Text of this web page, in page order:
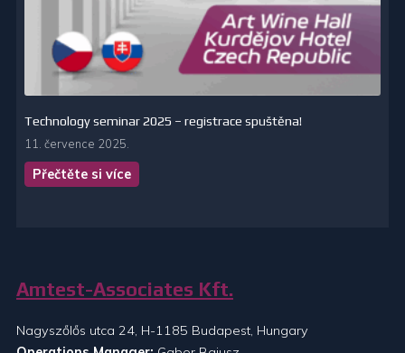
Technology seminar 2025 – registrace spuštěna!
11. července 2025.
Přečtěte si více
Amtest-Associates Kft.
Nagyszőlős utca 24, H-1185 Budapest, Hungary